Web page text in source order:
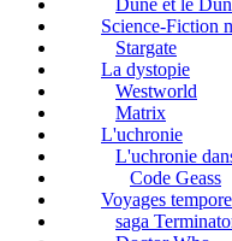
Science-Fiction
Stargate
La dystopie
Westworld
Matrix
L'uchronie
L'uchronie
Code Geass
Voyages
saga